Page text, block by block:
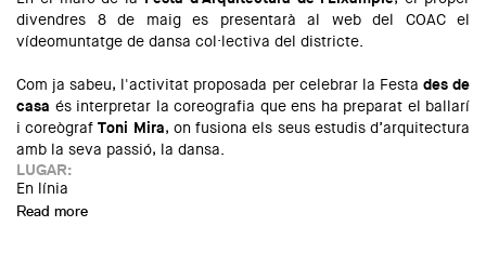
divendres 8 de maig es presentarà al web del COAC el
vídeomuntatge de dansa col·lectiva del districte.
Com ja sabeu, l'activitat proposada per celebrar la Festa des de
casa és interpretar la coreografia que ens ha preparat el ballarí
i coreògrafToni Mira, on fusiona els seus estudis d’arquitectura
amb la seva passió, la dansa.
LUGAR:
En línia
Read more